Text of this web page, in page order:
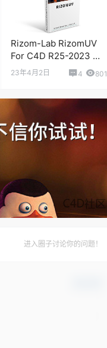
Rizom-Lab RizomUV
For C4D R25-2023 展
UV桥接插件 汉化版
23年4月2日 4 801
进入圈子讨论你的问题！